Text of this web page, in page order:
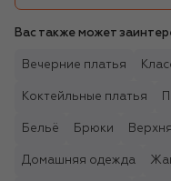
Вас также может
Вечерние платья
Коктейльные платья
Бельё Брюки
Домашняя одежда